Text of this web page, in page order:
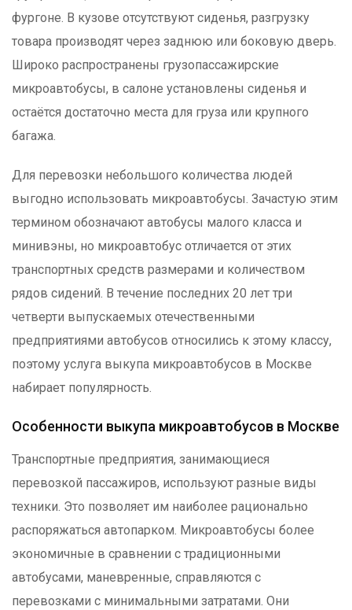
фургоне. В кузове отсутствуют сиденья, разгрузку
товара производят через заднюю или боковую дверь.
Широко распространены грузопассажирские
микроавтобусы, в салоне установлены сиденья и
остаётся достаточно места для груза или крупного
багажа.
Для перевозки небольшого количества людей
выгодно использовать микроавтобусы. Зачастую этим
термином обозначают автобусы малого класса и
минивэны, но микроавтобус отличается от этих
транспортных средств размерами и количеством
рядов сидений. В течение последних 20 лет три
четверти выпускаемых отечественными
предприятиями автобусов относились к этому классу,
поэтому услуга выкупа микроавтобусов в Москве
набирает популярность.
Особенности выкупа микроавтобусов в Москве
Транспортные предприятия, занимающиеся
перевозкой пассажиров, используют разные виды
техники. Это позволяет им наиболее рационально
распоряжаться автопарком. Микроавтобусы более
экономичные в сравнении с традиционными
автобусами, маневренные, справляются с
перевозками с минимальными затратами. Они